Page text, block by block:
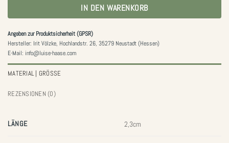
IN DEN WARENKORB
Angaben zur Produktsicherheit (GPSR)
Hersteller: Irit Völzke, Hochlandstr. 26, 35279 Neustadt (Hessen)
E-Mail: info@luise-haase.com
MATERIAL | GRÖSSE
REZENSIONEN (0)
LÄNGE 2,3cm